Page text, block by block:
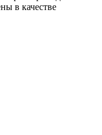
в качестве